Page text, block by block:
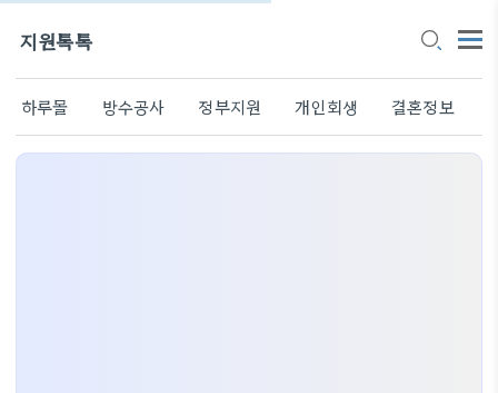
지원톡톡
하루몰 방수공사 정부지원 개인회생 결혼정보